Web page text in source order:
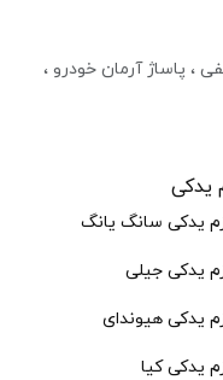
، پاساژ آرمان خودرو ،
یدکی
یدکی سانگ یانگ
یدکی جیلی
یدکی هیوندای
یدکی کیا